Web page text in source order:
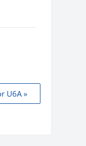
U6A »